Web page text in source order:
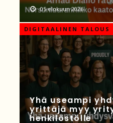
05 elokuun 2026
DIGITAALINEN TALOUS
Yhä useampi
yrittäjä myy
henkilöstölle